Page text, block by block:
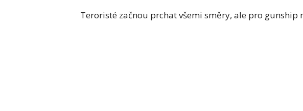
Teroristé začnou prchat všemi směry, ale pro